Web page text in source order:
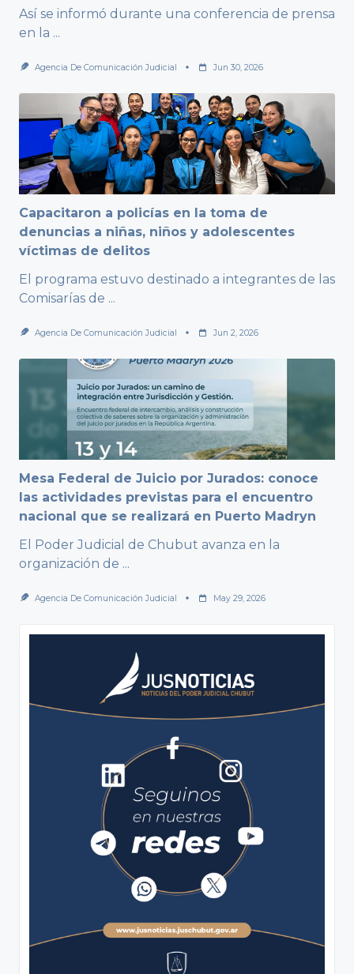
Así se informó durante una conferencia de prensa
en la ...
Agencia De Comunicación Judicial Jun 30, 2026
Capacitaron a policías en la toma de
denuncias a niñas, niños y adolescentes
víctimas de delitos
El programa estuvo destinado a integrantes de las
Comisarías de ...
Agencia De Comunicación Judicial Jun 2, 2026
Mesa Federal de Juicio por Jurados: conoce
las actividades previstas para el encuentro
nacional que se realizará en Puerto Madryn
El Poder Judicial de Chubut avanza en la
organización de ...
Agencia De Comunicación Judicial May 29, 2026